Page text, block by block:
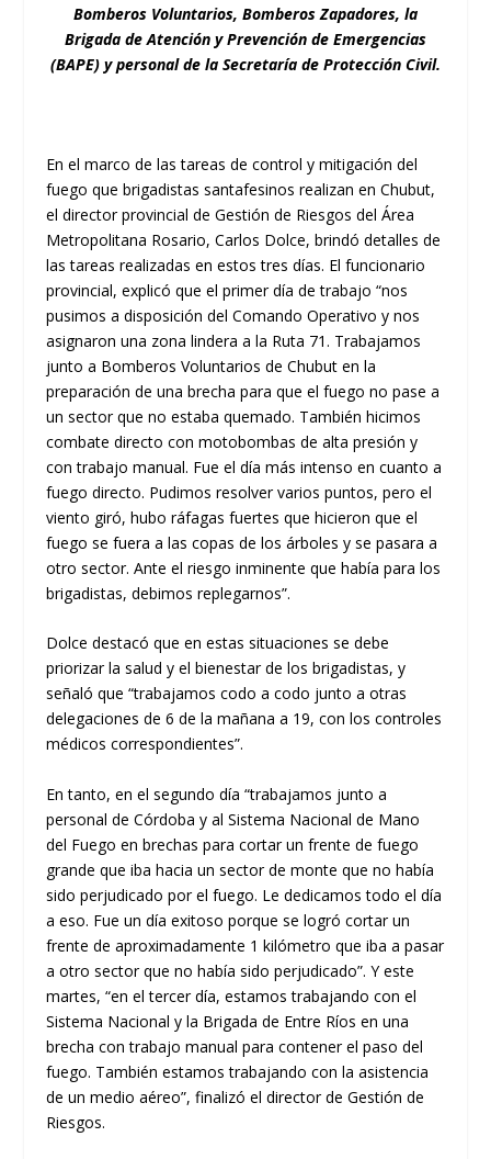
Bomberos Voluntarios, Bomberos Zapadores, la
Brigada de Atención y Prevención de Emergencias
(BAPE) y personal de la Secretaría de Protección Civil.
En el marco de las tareas de control y mitigación del
fuego que brigadistas santafesinos realizan en Chubut,
el director provincial de Gestión de Riesgos del Área
Metropolitana Rosario, Carlos Dolce, brindó detalles de
las tareas realizadas en estos tres días. El funcionario
provincial, explicó que el primer día de trabajo “nos
pusimos a disposición del Comando Operativo y nos
asignaron una zona lindera a la Ruta 71. Trabajamos
junto a Bomberos Voluntarios de Chubut en la
preparación de una brecha para que el fuego no pase a
un sector que no estaba quemado. También hicimos
combate directo con motobombas de alta presión y
con trabajo manual. Fue el día más intenso en cuanto a
fuego directo. Pudimos resolver varios puntos, pero el
viento giró, hubo ráfagas fuertes que hicieron que el
fuego se fuera a las copas de los árboles y se pasara a
otro sector. Ante el riesgo inminente que había para los
brigadistas, debimos replegarnos”.
Dolce destacó que en estas situaciones se debe
priorizar la salud y el bienestar de los brigadistas, y
señaló que “trabajamos codo a codo junto a otras
delegaciones de 6 de la mañana a 19, con los controles
médicos correspondientes”.
En tanto, en el segundo día “trabajamos junto a
personal de Córdoba y al Sistema Nacional de Mano
del Fuego en brechas para cortar un frente de fuego
grande que iba hacia un sector de monte que no había
sido perjudicado por el fuego. Le dedicamos todo el día
a eso. Fue un día exitoso porque se logró cortar un
frente de aproximadamente 1 kilómetro que iba a pasar
a otro sector que no había sido perjudicado”. Y este
martes, “en el tercer día, estamos trabajando con el
Sistema Nacional y la Brigada de Entre Ríos en una
brecha con trabajo manual para contener el paso del
fuego. También estamos trabajando con la asistencia
de un medio aéreo”, finalizó el director de Gestión de
Riesgos.